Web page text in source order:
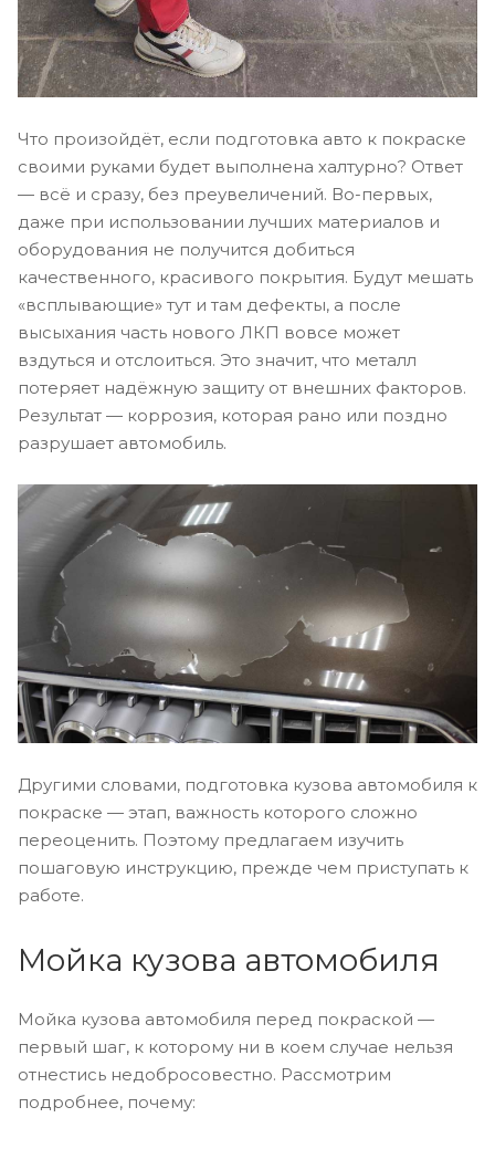
Что произойдёт, если подготовка авто к покраске
своими руками будет выполнена халтурно? Ответ
— всё и сразу, без преувеличений. Во-первых,
даже при использовании лучших материалов и
оборудования не получится добиться
качественного, красивого покрытия. Будут мешать
«всплывающие» тут и там дефекты, а после
высыхания часть нового ЛКП вовсе может
вздуться и отслоиться. Это значит, что металл
потеряет надёжную защиту от внешних факторов.
Результат — коррозия, которая рано или поздно
разрушает автомобиль.
Другими словами, подготовка кузова автомобиля к
покраске — этап, важность которого сложно
переоценить. Поэтому предлагаем изучить
пошаговую инструкцию, прежде чем приступать к
работе.
Мойка кузова автомобиля
Мойка кузова автомобиля перед покраской —
первый шаг, к которому ни в коем случае нельзя
отнестись недобросовестно. Рассмотрим
подробнее, почему: